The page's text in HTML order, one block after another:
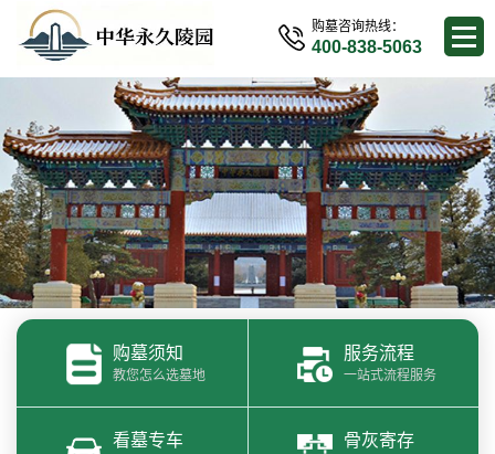
购墓咨询热线：
400-838-5063
购墓须知
教您怎么选墓地
服务流程
一站式流程服务
看墓专车 骨灰寄存